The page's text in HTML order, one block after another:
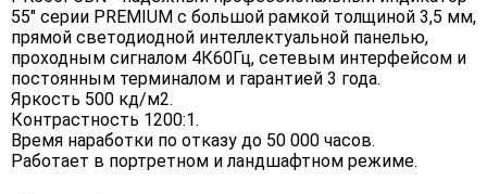
55" серии PREMIUM с большой рамкой толщиной 3,5 мм,
прямой светодиодной интеллектуальной панелью,
проходным сигналом 4К60Гц, сетевым интерфейсом и
постоянным терминалом и гарантией 3 года.
Яркость 500 кд/м2.
Контрастность 1200:1.
Время наработки по отказу до 50 000 часов.
Работает в портретном и ландшафтном режиме.